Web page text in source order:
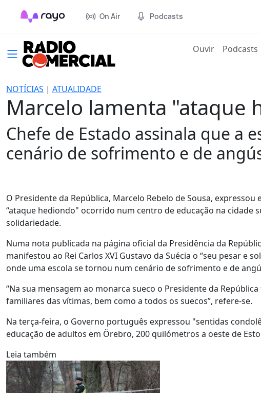
On Air Podcasts
Ouvir(current)
Podcasts
NOTÍCIAS | ATUALIDADE
Marcelo lamenta "ataque
Chefe de Estado assinala que a
cenário de sofrimento e de
O Presidente da República, Marcelo Rebelo de Sousa,
“ataque hediondo" ocorrido num centro de educação na cidade
solidariedade.
Numa nota publicada na página oficial da Presidência da
manifestou ao Rei Carlos XVI Gustavo da Suécia o “seu pesar
onde uma escola se tornou num cenário de sofrimento e de
“Na sua mensagem ao monarca sueco o Presidente da
familiares das vítimas, bem como a todos os suecos”, refere-se.
Na terça-feira, o Governo português expressou "sentidas
educação de adultos em Örebro, 200 quilómetros a oeste de
Leia também